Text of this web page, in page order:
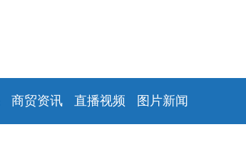
商贸资讯 直播视频 图片新闻